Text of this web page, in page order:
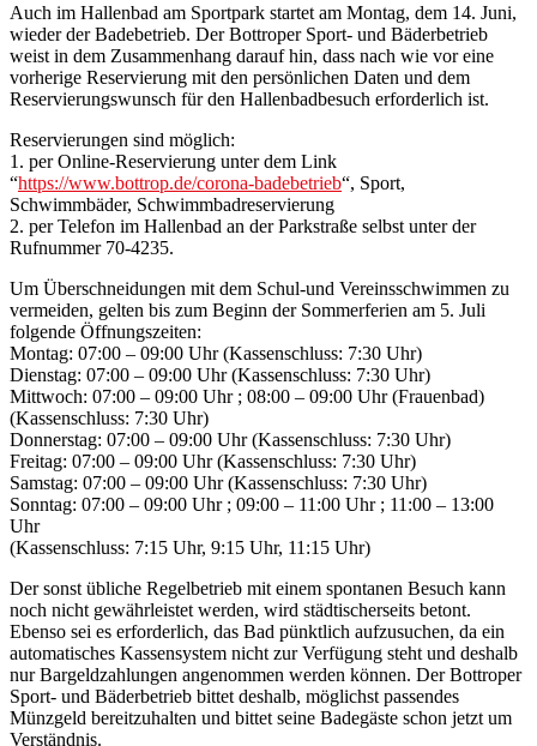
Auch im Hallenbad am Sportpark startet am Montag, dem 14. Juni,
wieder der Badebetrieb. Der Bottroper Sport- und Bäderbetrieb
weist in dem Zusammenhang darauf hin, dass nach wie vor eine
vorherige Reservierung mit den persönlichen Daten und dem
Reservierungswunsch für den Hallenbadbesuch erforderlich ist.
Reservierungen sind möglich:
1. per Online-Reservierung unter dem Link
“https://www.bottrop.de/corona-badebetrieb“, Sport,
Schwimmbäder, Schwimmbadreservierung
2. per Telefon im Hallenbad an der Parkstraße selbst unter der
Rufnummer 70-4235.
Um Überschneidungen mit dem Schul-und Vereinsschwimmen zu
vermeiden, gelten bis zum Beginn der Sommerferien am 5. Juli
folgende Öffnungszeiten:
Montag: 07:00 – 09:00 Uhr (Kassenschluss: 7:30 Uhr)
Dienstag: 07:00 – 09:00 Uhr (Kassenschluss: 7:30 Uhr)
Mittwoch: 07:00 – 09:00 Uhr ; 08:00 – 09:00 Uhr (Frauenbad)
(Kassenschluss: 7:30 Uhr)
Donnerstag: 07:00 – 09:00 Uhr (Kassenschluss: 7:30 Uhr)
Freitag: 07:00 – 09:00 Uhr (Kassenschluss: 7:30 Uhr)
Samstag: 07:00 – 09:00 Uhr (Kassenschluss: 7:30 Uhr)
Sonntag: 07:00 – 09:00 Uhr ; 09:00 – 11:00 Uhr ; 11:00 – 13:00
Uhr
(Kassenschluss: 7:15 Uhr, 9:15 Uhr, 11:15 Uhr)
Der sonst übliche Regelbetrieb mit einem spontanen Besuch kann
noch nicht gewährleistet werden, wird städtischerseits betont.
Ebenso sei es erforderlich, das Bad pünktlich aufzusuchen, da ein
automatisches Kassensystem nicht zur Verfügung steht und deshalb
nur Bargeldzahlungen angenommen werden können. Der Bottroper
Sport- und Bäderbetrieb bittet deshalb, möglichst passendes
Münzgeld bereitzuhalten und bittet seine Badegäste schon jetzt um
Verständnis.